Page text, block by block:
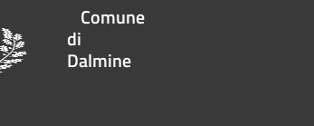
Comune
di
Dalmine